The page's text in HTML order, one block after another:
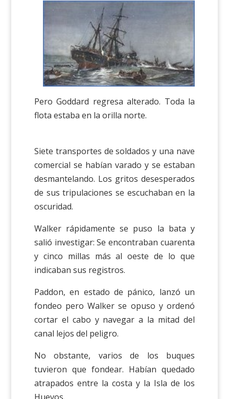
Pero Goddard regresa alterado. Toda la
flota estaba en la orilla norte.
Siete transportes de soldados y una nave
comercial se habían varado y se estaban
desmantelando. Los gritos desesperados
de sus tripulaciones se escuchaban en la
oscuridad.
Walker rápidamente se puso la bata y
salió investigar: Se encontraban cuarenta
y cinco millas más al oeste de lo que
indicaban sus registros.
Paddon, en estado de pánico, lanzó un
fondeo pero Walker se opuso y ordenó
cortar el cabo y navegar a la mitad del
canal lejos del peligro.
No obstante, varios de los buques
tuvieron que fondear. Habían quedado
atrapados entre la costa y la Isla de los